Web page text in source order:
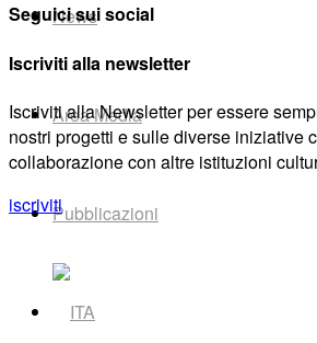
News
Area Media
Pubblicazioni
Seguici sui social
Iscriviti alla newsletter
Iscriviti alla Newsletter per essere
nostri progetti e sulle diverse iniziative
collaborazione con altre istituzioni
iscriviti